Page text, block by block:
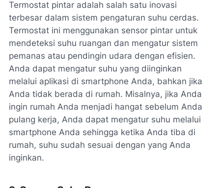
Termostat pintar adalah salah satu inovasi
terbesar dalam sistem pengaturan suhu cerdas.
Termostat ini menggunakan sensor pintar untuk
mendeteksi suhu ruangan dan mengatur sistem
pemanas atau pendingin udara dengan efisien.
Anda dapat mengatur suhu yang diinginkan
melalui aplikasi di smartphone Anda, bahkan jika
Anda tidak berada di rumah. Misalnya, jika Anda
ingin rumah Anda menjadi hangat sebelum Anda
pulang kerja, Anda dapat mengatur suhu melalui
smartphone Anda sehingga ketika Anda tiba di
rumah, suhu sudah sesuai dengan yang Anda
inginkan.